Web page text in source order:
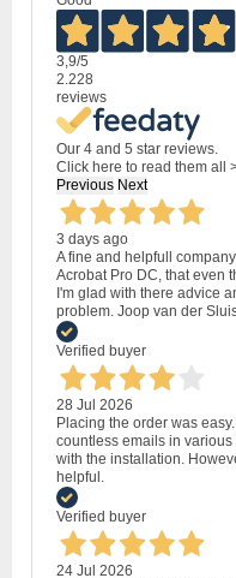
3,9/5
2.228
reviews
Our 4 and 5 star reviews.
Click here to read them all
Previous Next
3 days ago
A fine and helpfull
Acrobat Pro DC, that even
I'm glad with there advice
problem. Joop van der
Verified buyer
28 Jul 2026
Placing the order was
countless emails in
with the installation.
helpful.
Verified buyer
24 Jul 2026